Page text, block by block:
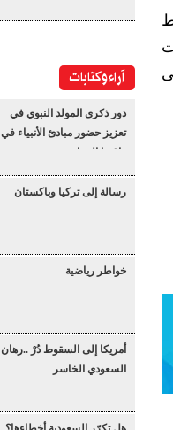
آراء وكتابات
دور ذكرى المولد النبوي في
تعزيز حضور مبادئ الأنبياء في
واقعنا المعاصر
رسالة إلى تركيا وباكستان
خواطر رياضية
أمريكا إلى السقوط دُرْ ..رهان
السعودي الخاسر